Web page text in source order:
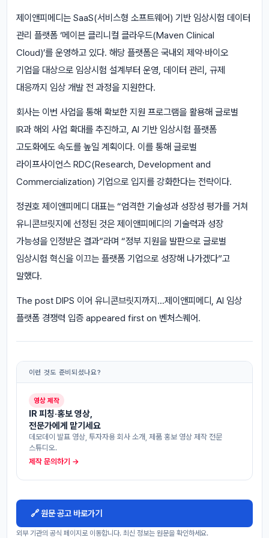
제이앤피메디는 SaaS(서비스형 소프트웨어) 기반 임상시험 데이터
관리 플랫폼 ‘메이븐 클리니컬 클라우드(Maven Clinical
Cloud)’를 운영하고 있다. 해당 플랫폼은 국내외 제약·바이오
기업을 대상으로 임상시험 설계부터 운영, 데이터 관리, 규제
대응까지 임상 개발 전 과정을 지원한다.
회사는 이번 사업을 통해 확보한 지원 프로그램을 활용해 글로벌
IR과 해외 사업 확대를 추진하고, AI 기반 임상시험 플랫폼
고도화에도 속도를 높일 계획이다. 이를 통해 글로벌
라이프사이언스 RDC(Research, Development and
Commercialization) 기업으로 입지를 강화한다는 전략이다.
정권호 제이앤피메디 대표는 “엄격한 기술성과 성장성 평가를 거쳐
유니콘브릿지에 선정된 것은 제이앤피메디의 기술력과 성장
가능성을 인정받은 결과”라며 “정부 지원을 발판으로 글로벌
임상시험 혁신을 이끄는 플랫폼 기업으로 성장해 나가겠다”고
말했다.
The post DIPS 이어 유니콘브릿지까지…제이앤피메디, AI 임상
플랫폼 경쟁력 입증 appeared first on 벤처스퀘어.
이런 것도 준비되셨나요?
영상 제작
IR 피칭·홍보 영상,
전문가에게 맡기세요
데모데이 발표 영상, 투자자용 회사 소개, 제품 홍보 영상 제작 전문
스튜디오.
제작 문의하기 →
🔗 원문 공고 바로가기
외부 기관의 공식 페이지로 이동합니다. 최신 정보는 원문을 확인하세요.